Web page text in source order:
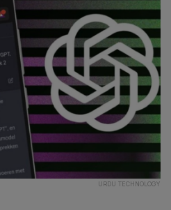
URDU TECHNOLOGY